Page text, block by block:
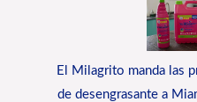
El Milagrito manda las
de desengrasante a